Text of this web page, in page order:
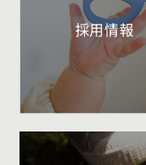
採用情報